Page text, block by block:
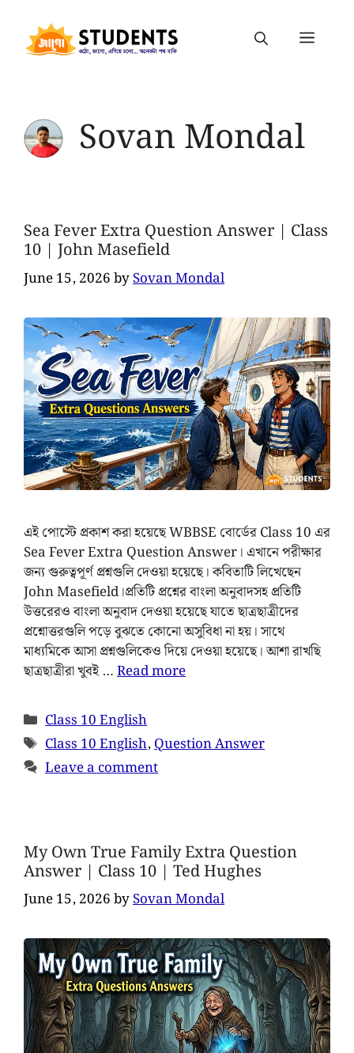
Sovan Mondal
Sea Fever Extra Question Answer | Class
10 | John Masefield
June 15, 2026bySovan Mondal
এই পোস্টে প্রকাশ করা হয়েছে WBBSE বোর্ডের Class 10 এর
Sea Fever Extra Question Answer। এখানে পরীক্ষার
জন্য গুরুত্বপূর্ণ প্রশ্নগুলি দেওয়া হয়েছে। কবিতাটি লিখেছেন
John Masefield।প্রতিটি প্রশ্নের বাংলা অনুবাদসহ প্রতিটি
উত্তরেরও বাংলা অনুবাদ দেওয়া হয়েছে যাতে ছাত্রছাত্রীদের
প্রশ্নোত্তরগুলি পড়ে বুঝতে কোনো অসুবিধা না হয়। সাথে
মাধ্যমিকে আসা প্রশ্নগুলিকেও দিয়ে দেওয়া হয়েছে। আশা রাখছি
ছাত্রছাত্রীরা খুবই …Read more
Class 10 English
Class 10 English,Question Answer
Leave a comment
My Own True Family Extra Question
Answer | Class 10 | Ted Hughes
June 15, 2026bySovan Mondal